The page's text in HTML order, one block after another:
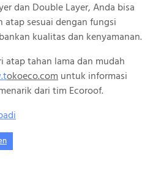
dan Double Layer, Anda bisa
atap sesuai dengan fungsi
kualitas dan kenyamanan.
atap tahan lama dan mudah
tokoeco.com untuk informasi
dari tim Ecoroof.